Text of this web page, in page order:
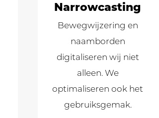
Narrowcasting
Bewegwijzering en
naamborden
digitaliseren wij niet
alleen. We
optimaliseren ook het
gebruiksgemak.